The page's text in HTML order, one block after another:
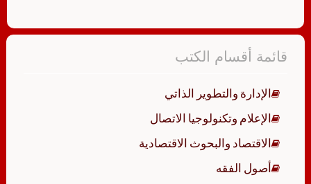
قائمة أقسام الكتب
الإدارة والتطوير الذاتي
الإعلام وتكنولوجيا الاتصال
الاقتصاد والبحوث الاقتصادية
أصول الفقه